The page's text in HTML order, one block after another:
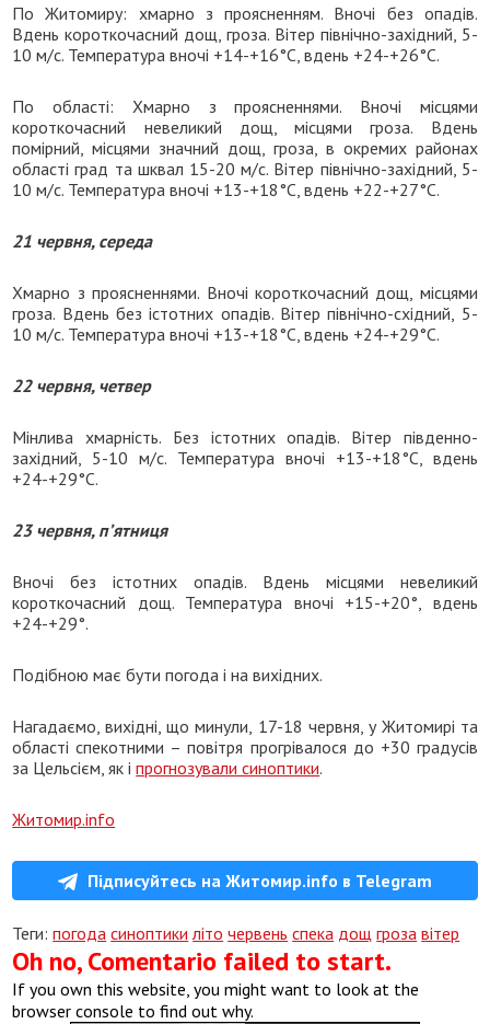
По Житомиру: хмарно з проясненням. Вночі без опадів.
Вдень короткочасний дощ, гроза. Вітер північно-західний, 5-
10 м/с. Температура вночі +14-+16°C, вдень +24-+26°C.
По області: Хмарно з проясненнями. Вночі місцями
короткочасний невеликий дощ, місцями гроза. Вдень
помірний, місцями значний дощ, гроза, в окремих районах
області град та шквал 15-20 м/с. Вітер північно-західний, 5-
10 м/с. Температура вночі +13-+18°C, вдень +22-+27°C.
21 червня, середа
Хмарно з проясненнями. Вночі короткочасний дощ, місцями
гроза. Вдень без істотних опадів. Вітер північно-східний, 5-
10 м/с. Температура вночі +13-+18°C, вдень +24-+29°C.
22 червня, четвер
Мінлива хмарність. Без істотних опадів. Вітер південно-
західний, 5-10 м/с. Температура вночі +13-+18°C, вдень
+24-+29°C.
23 червня, п’ятниця
Вночі без істотних опадів. Вдень місцями невеликий
короткочасний дощ. Температура вночі +15-+20°, вдень
+24-+29°.
Подібною має бути погода і на вихідних.
Нагадаємо, вихідні, що минули, 17-18 червня, у Житомирі та
області спекотними – повітря прогрівалося до +30 градусів
за Цельсієм, як іпрогнозували синоптики.
Житомир.info
Підписуйтесь на Житомир.info в Telegram
Теги:погода синоптики літо червень спека дощ гроза вітер
Oh no, Comentario failed to start.
If you own this website, you might want to look at the
browser console to find out why.